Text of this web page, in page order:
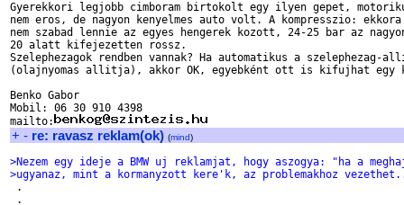
Gyerekkori legjobb cimboram birtokolt egy ilyen gepet,
nem eros, de nagyon kenyelmes auto volt. A kompresszio:
nem szabad lennie az egyes hengerek kozott, 24-25 bar az
20 alatt kifejezetten rossz.
Szelephezagok rendben vannak? Ha automatikus a szelephezag-
(olajnyomas allitja), akkor OK, egyebként ott is kifujhat
Benko Gabor
Mobil: 06 30 910 4398
mailto:
+ - re: ravasz reklam(ok) (mind)
>Nezem egy ideje a BMW uj reklamjat, hogy aszogya: "ha a
>ugyanaz, mint a kormanyzott kere'k, az problemakhoz
.